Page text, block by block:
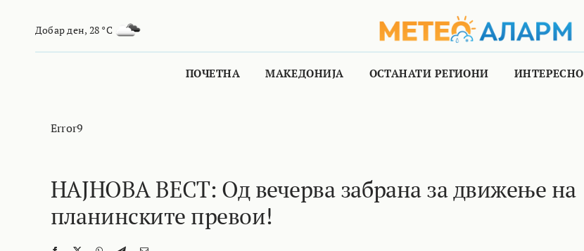
Добар ден, 28 °C
ПОЧЕТНА МАКЕДОНИЈА ОСТАНАТИ РЕГИОНИ ИНТЕРЕСНО
Error9
НАЈНОВА ВЕСТ: Од вечерва забрана за движење на
планинските превои!